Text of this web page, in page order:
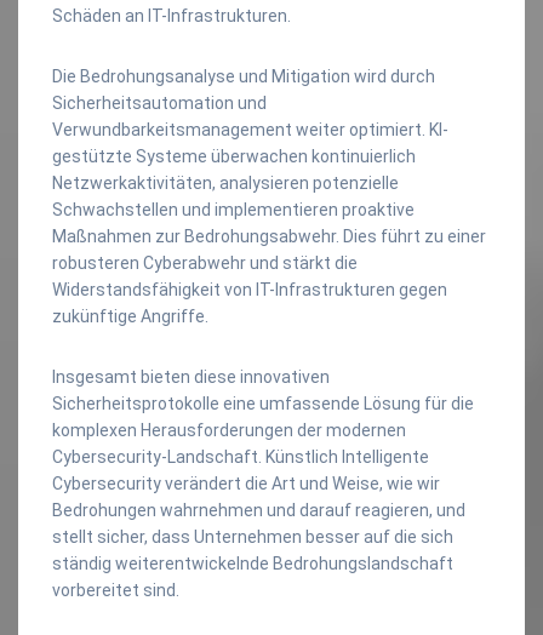
Schäden an IT-Infrastrukturen.
Die Bedrohungsanalyse und Mitigation wird durch
Sicherheitsautomation und
Verwundbarkeitsmanagement weiter optimiert. KI-
gestützte Systeme überwachen kontinuierlich
Netzwerkaktivitäten, analysieren potenzielle
Schwachstellen und implementieren proaktive
Maßnahmen zur Bedrohungsabwehr. Dies führt zu einer
robusteren Cyberabwehr und stärkt die
Widerstandsfähigkeit von IT-Infrastrukturen gegen
zukünftige Angriffe.
Insgesamt bieten diese innovativen
Sicherheitsprotokolle eine umfassende Lösung für die
komplexen Herausforderungen der modernen
Cybersecurity-Landschaft. Künstlich Intelligente
Cybersecurity verändert die Art und Weise, wie wir
Bedrohungen wahrnehmen und darauf reagieren, und
stellt sicher, dass Unternehmen besser auf die sich
ständig weiterentwickelnde Bedrohungslandschaft
vorbereitet sind.